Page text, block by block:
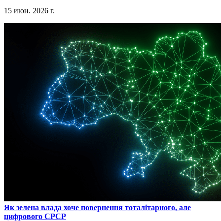
15 июн. 2026 г.
​Як зелена влада хоче повернення тоталітарного, але
цифрового СРСР